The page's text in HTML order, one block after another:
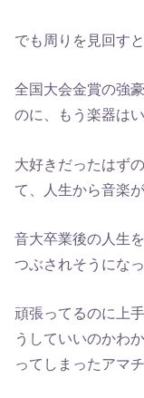
でも周りを見回すと
全国大会金賞の強
のに、もう楽器は
大好きだったはず
て、人生から音楽
音大卒業後の人生
つぶされそうにな
頑張ってるのに上
うしていいのかわ
ってしまったアマ